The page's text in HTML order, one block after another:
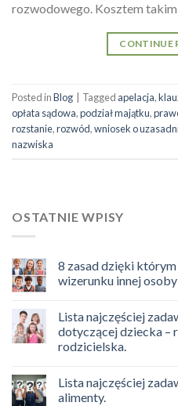
rozwodowego. Kosztem
CONTINUE
Posted inBlog Tagged apelacja,
opłata sądowa,podział majątku,
rozstanie,rozwód,wniosek o
nazwiska
OSTATNIE WPISY
8 zasad dzięki
wizerunku innej osoby
Lista najczęściej
dotyczącej dziecka –
rodzicielska.
Lista najczęściej
alimenty.